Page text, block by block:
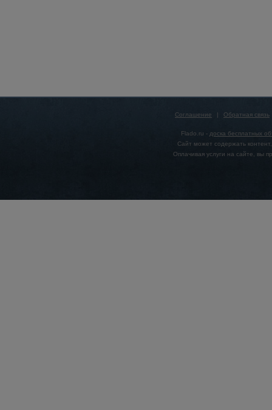
Соглашение | Обратная связь
Flado.ru - доска бесплатных
Сайт может содержать
Оплачивая услуги на сайте, вы